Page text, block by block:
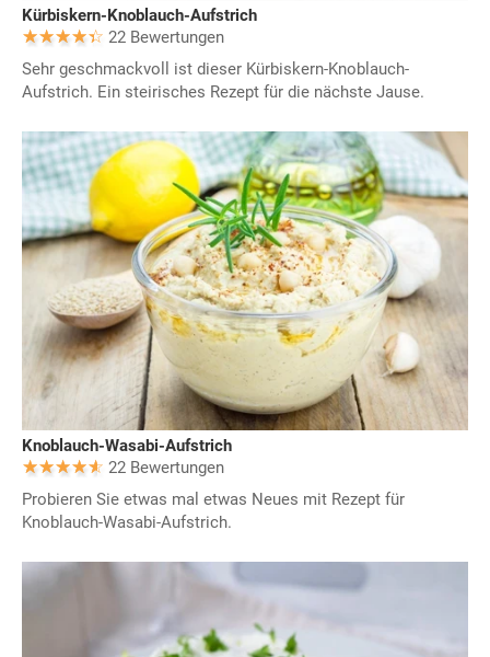
Kürbiskern-Knoblauch-Aufstrich
22 Bewertungen
Sehr geschmackvoll ist dieser Kürbiskern-Knoblauch-
Aufstrich. Ein steirisches Rezept für die nächste Jause.
Knoblauch-Wasabi-Aufstrich
22 Bewertungen
Probieren Sie etwas mal etwas Neues mit Rezept für
Knoblauch-Wasabi-Aufstrich.